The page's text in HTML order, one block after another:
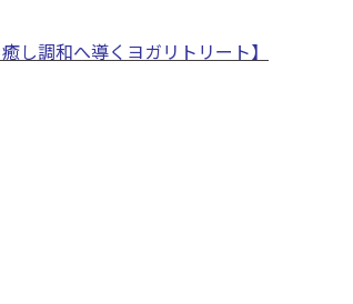
し調和へ導くヨガリトリート】